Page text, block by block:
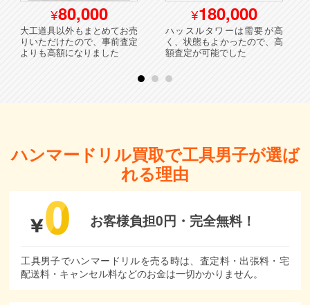
80,000
大工道具以外もまとめてお売
りいただけたので、事前査定
よりも高額になりました
180,000
ハッスルタワーは需要が高
く、状態もよかったので、高
額査定が可能でした
ハンマードリル買取で工具男子が選ば
れる理由
お客様負担0円・ 完全無料！
工具男子でハンマードリルを売る時は、査定料・出張料・宅
配送料・キャンセル料などのお金は一切かかりません。